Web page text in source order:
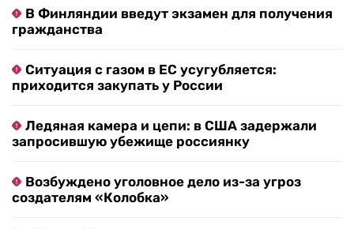
В Финляндии введут экзамен для получения
гражданства
Ситуация с газом в ЕС усугубляется:
приходится закупать у России
Ледяная камера и цепи: в США задержали
запросившую убежище россиянку
Возбуждено уголовное дело из-за угроз
создателям «Колобка»